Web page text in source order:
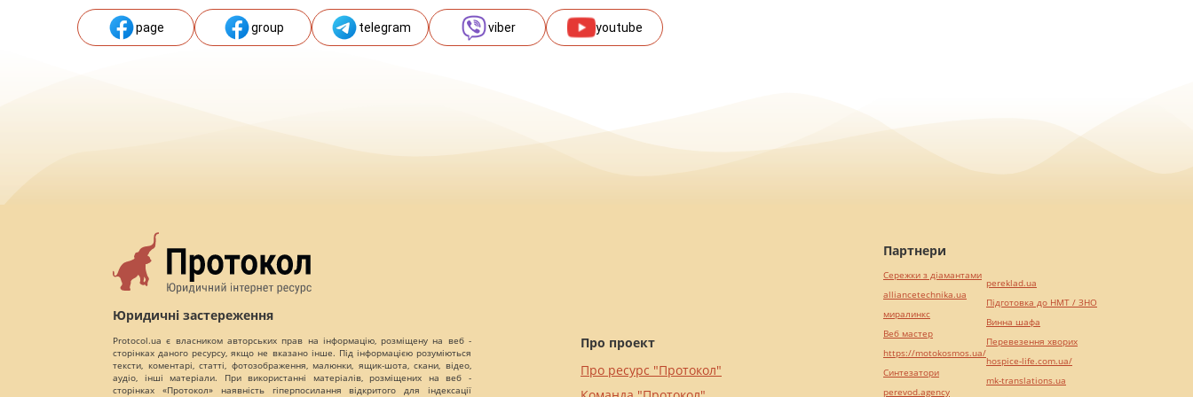
page group telegram viber youtube
Юридичні застереження
Protocol.ua є власником авторських прав на інформацію, розміщену на веб -
сторінках даного ресурсу, якщо не вказано інше. Під інформацією розуміються
тексти, коментарі, статті, фотозображення, малюнки, ящик-шота, скани, відео,
аудіо, інші матеріали. При використанні матеріалів, розміщених на веб -
сторінках «Протокол» наявність гіперпосилання відкритого для індексації
Про проект
Про ресурс "Протокол"
Партнери
Сережки з діамантами
alliancetechnika.ua
миралинкс
Веб мастер
https://motokosmos.ua/
Синтезатори
perevod.agency
pereklad.ua
Підготовка до НМТ / ЗНО
Винна шафа
Перевезення хворих
hospice-life.com.ua/
mk-translations.ua